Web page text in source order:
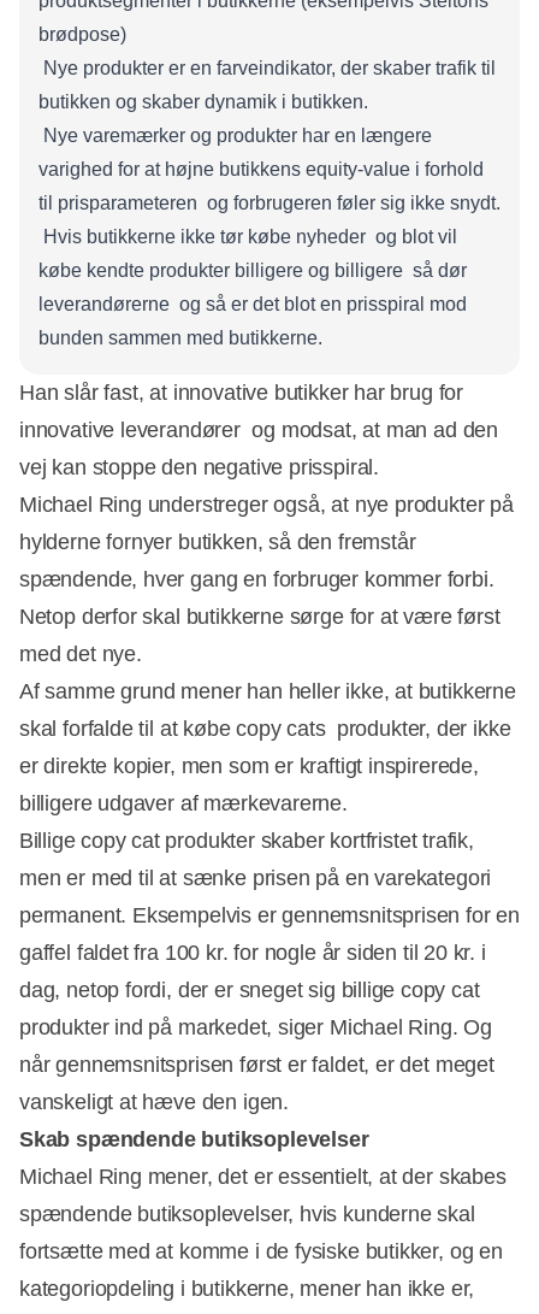
brødpose)
 Nye produkter er en farveindikator, der skaber trafik til
butikken og skaber dynamik i butikken.
 Nye varemærker og produkter har en længere
varighed for at højne butikkens equity-value i forhold
til prisparameteren  og forbrugeren føler sig ikke snydt.
 Hvis butikkerne ikke tør købe nyheder  og blot vil
købe kendte produkter billigere og billigere  så dør
leverandørerne  og så er det blot en prisspiral mod
bunden sammen med butikkerne.
Han slår fast, at innovative butikker har brug for
innovative leverandører  og modsat, at man ad den
vej kan stoppe den negative prisspiral.
Michael Ring understreger også, at nye produkter på
hylderne fornyer butikken, så den fremstår
spændende, hver gang en forbruger kommer forbi.
Netop derfor skal butikkerne sørge for at være først
med det nye.
Af samme grund mener han heller ikke, at butikkerne
skal forfalde til at købe copy cats  produkter, der ikke
er direkte kopier, men som er kraftigt inspirerede,
billigere udgaver af mærkevarerne.
Billige copy cat produkter skaber kortfristet trafik,
men er med til at sænke prisen på en varekategori
permanent. Eksempelvis er gennemsnitsprisen for en
gaffel faldet fra 100 kr. for nogle år siden til 20 kr. i
dag, netop fordi, der er sneget sig billige copy cat
produkter ind på markedet, siger Michael Ring. Og
når gennemsnitsprisen først er faldet, er det meget
vanskeligt at hæve den igen.
Skab spændende butiksoplevelser
Michael Ring mener, det er essentielt, at der skabes
spændende butiksoplevelser, hvis kunderne skal
fortsætte med at komme i de fysiske butikker, og en
kategoriopdeling i butikkerne, mener han ikke er,